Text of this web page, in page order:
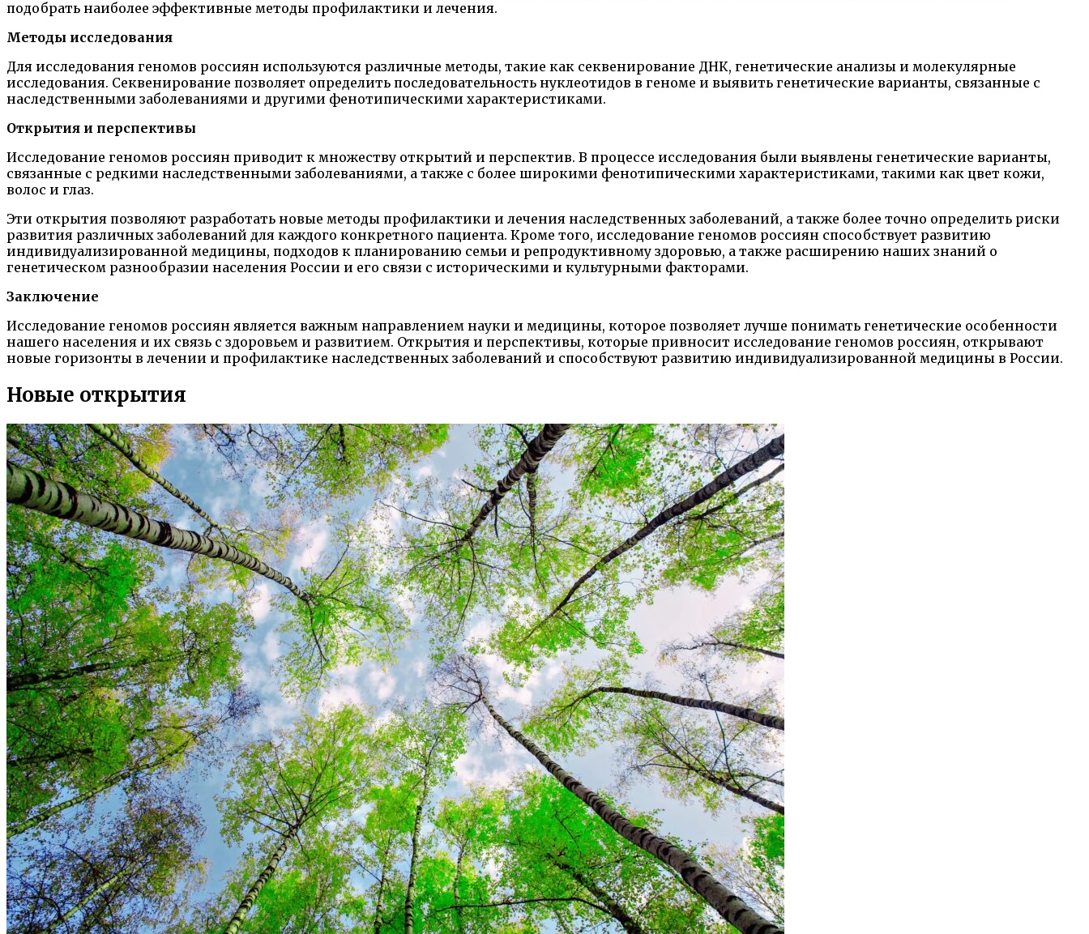
подобрать наиболее эффективные методы профилактики и лечения.
Методы исследования
Для исследования геномов россиян используются различные методы, такие как секвенирование ДНК, генетические анализы и молекулярные
исследования. Секвенирование позволяет определить последовательность нуклеотидов в геноме и выявить генетические варианты, связанные с
наследственными заболеваниями и другими фенотипическими характеристиками.
Открытия и перспективы
Исследование геномов россиян приводит к множеству открытий и перспектив. В процессе исследования были выявлены генетические варианты,
связанные с редкими наследственными заболеваниями, а также с более широкими фенотипическими характеристиками, такими как цвет кожи,
волос и глаз.
Эти открытия позволяют разработать новые методы профилактики и лечения наследственных заболеваний, а также более точно определить риски
развития различных заболеваний для каждого конкретного пациента. Кроме того, исследование геномов россиян способствует развитию
индивидуализированной медицины, подходов к планированию семьи и репродуктивному здоровью, а также расширению наших знаний о
генетическом разнообразии населения России и его связи с историческими и культурными факторами.
Заключение
Исследование геномов россиян является важным направлением науки и медицины, которое позволяет лучше понимать генетические особенности
нашего населения и их связь с здоровьем и развитием. Открытия и перспективы, которые привносит исследование геномов россиян, открывают
новые горизонты в лечении и профилактике наследственных заболеваний и способствуют развитию индивидуализированной медицины в России.
Новые открытия